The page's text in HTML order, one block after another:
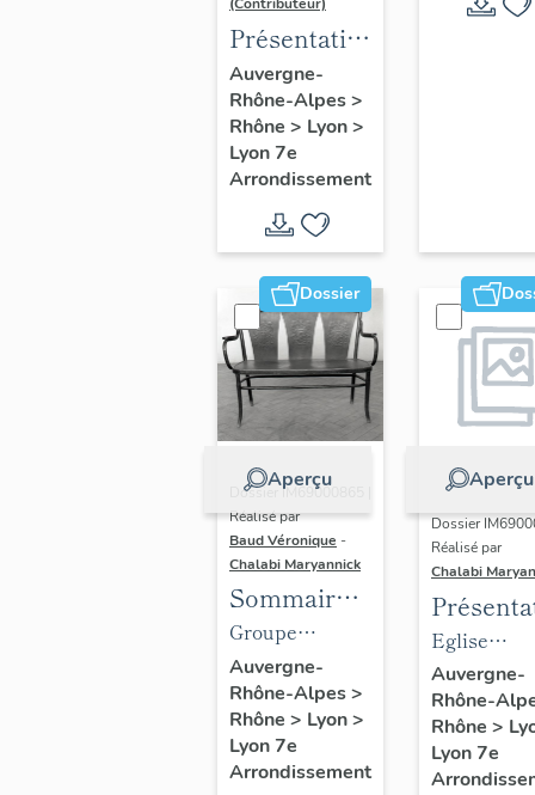
Présentation
du secteur
d'étude
Lyon
Guillotière
Auvergne-
Rhône-Alpes>
Rhône > Lyon>
Lyon 7e
Arrondissement
Dossier
Aperçu
Dossier IM69000865 |
Réalisé par
Baud Véronique -
Chalabi Maryannick
Sommaire
objets
mobiliers
du groupe
scolaire
Gilbert-Dru
Groupe
scolaire
Gilbert-Dru
Auvergne-
Rhône-Alpes>
Rhône > Lyon>
Lyon 7e
Arrondissement
Aperçu
Dossier
Réalisé par
Chalabi
du
de
Notre-
Saint-
Eglise
paroissiale
Notre-
Saint-Louis
Auvergne-
Rhône-
Rhône >
Lyon 7e